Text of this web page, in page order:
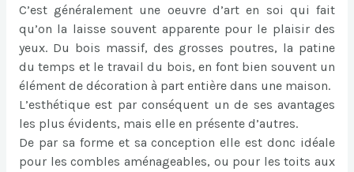
C’est généralement une oeuvre d’art en soi qui fait
qu’on la laisse souvent apparente pour le plaisir des
yeux. Du bois massif, des grosses poutres, la patine
du temps et le travail du bois, en font bien souvent un
élément de décoration à part entière dans une maison.
L’esthétique est par conséquent un de ses avantages
les plus évidents, mais elle en présente d’autres.
De par sa forme et sa conception elle est donc idéale
pour les combles aménageables, ou pour les toits aux